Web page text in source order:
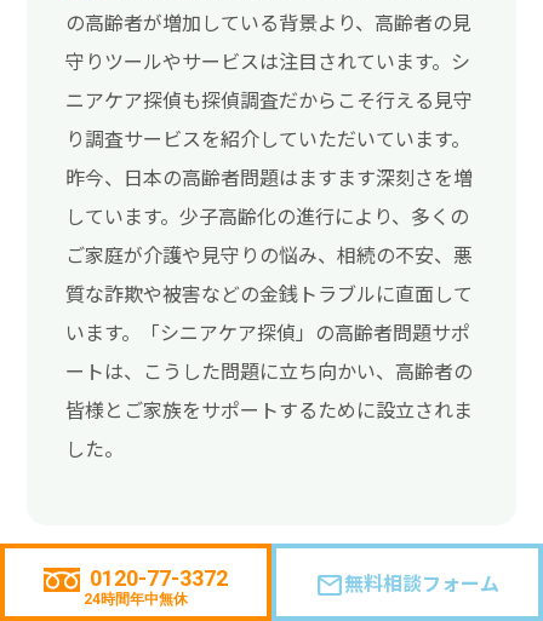
の高齢者が増加している背景より、高齢者の見
守りツールやサービスは注目されています。シ
ニアケア探偵も探偵調査だからこそ行える見守
り調査サービスを紹介していただいています。
昨今、日本の高齢者問題はますます深刻さを増
しています。少子高齢化の進行により、多くの
ご家庭が介護や見守りの悩み、相続の不安、悪
質な詐欺や被害などの金銭トラブルに直面して
います。「シニアケア探偵」の高齢者問題サポ
ートは、こうした問題に立ち向かい、高齢者の
皆様とご家族をサポートするために設立されま
した。
0120-77-3372
24時間年中無休 mail無料相談フォーム